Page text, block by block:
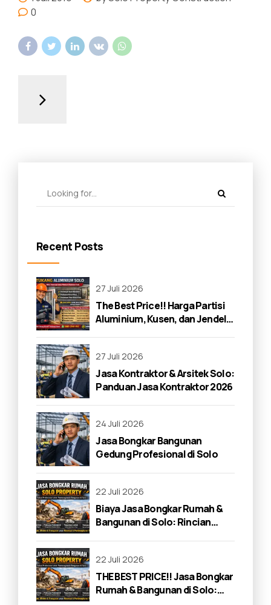
0
Recent Posts
27 Juli 2026
The Best Price!! Harga Partisi
Aluminium, Kusen, dan Jendela
27 Juli 2026
Jasa Kontraktor & Arsitek Solo:
Panduan Jasa Kontraktor 2026
24 Juli 2026
Jasa Bongkar Bangunan
Gedung Profesional di Solo
22 Juli 2026
Biaya Jasa Bongkar Rumah &
Bangunan di Solo: Rincian
22 Juli 2026
THE BEST PRICE!! Jasa Bongkar
Rumah & Bangunan di Solo: